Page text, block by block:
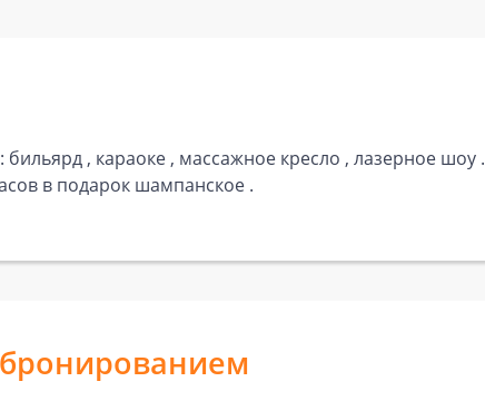
, караоке , массажное кресло , лазерное шоу .
в подарок шампанское .